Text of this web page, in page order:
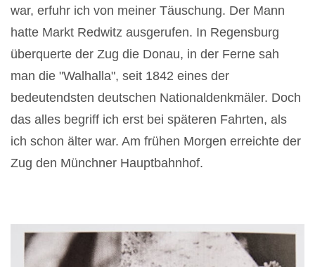
war, erfuhr ich von meiner Täuschung. Der Mann
hatte Markt Redwitz ausgerufen. In Regensburg
überquerte der Zug die Donau, in der Ferne sah
man die "Walhalla", seit 1842 eines der
bedeutendsten deutschen Nationaldenkmäler. Doch
das alles begriff ich erst bei späteren Fahrten, als
ich schon älter war. Am frühen Morgen erreichte der
Zug den Münchner Hauptbahnhof.